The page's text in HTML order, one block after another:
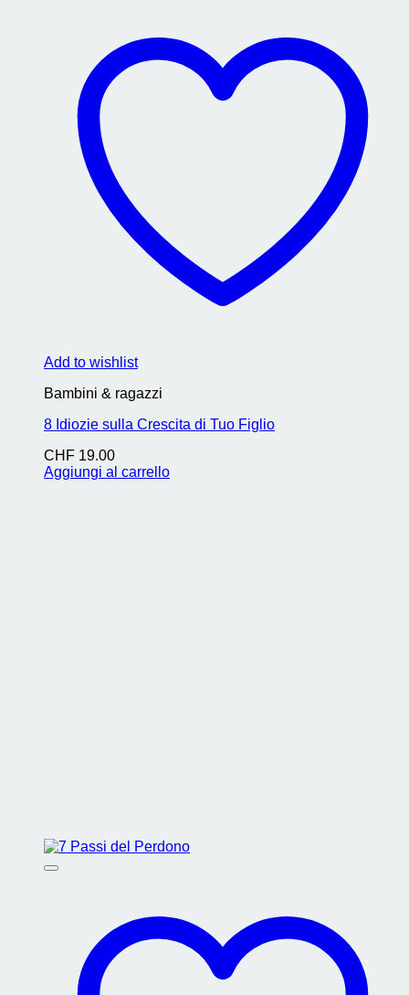
Add to wishlist
Bambini & ragazzi
8 Idiozie sulla Crescita di Tuo Figlio
CHF 19.00
Aggiungi al carrello